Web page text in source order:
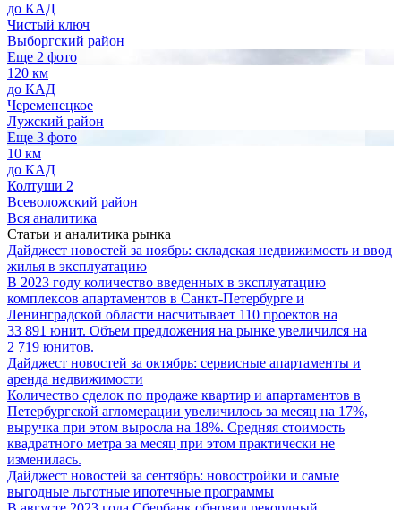
до КАД
Чистый ключ
Выборгский район
Еще 2 фото
120 км
до КАД
Череменецкое
Лужский район
Еще 3 фото
10 км
до КАД
Колтуши 2
Всеволожский район
Вся аналитика
Статьи и аналитика рынка
Дайджест новостей за ноябрь: складская недвижимость и ввод
жилья в эксплуатацию
В 2023 году количество введенных в эксплуатацию
комплексов апартаментов в Санкт-Петербурге и
Ленинградской области насчитывает 110 проектов на
33 891 юнит. Объем предложения на рынке увеличился на
2 719 юнитов.
Дайджест новостей за октябрь: сервисные апартаменты и
аренда недвижимости
Количество сделок по продаже квартир и апартаментов в
Петербургской агломерации увеличилось за месяц на 17%,
выручка при этом выросла на 18%. Средняя стоимость
квадратного метра за месяц при этом практически не
изменилась.
Дайджест новостей за сентябрь: новостройки и самые
выгодные льготные ипотечные программы